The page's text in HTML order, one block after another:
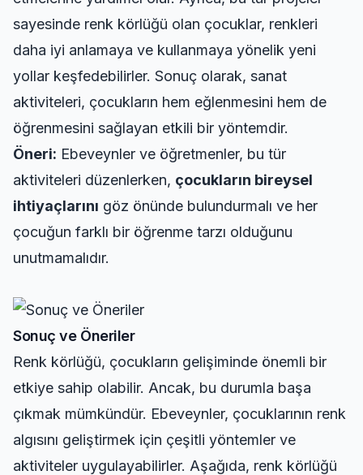
sayesinde renk körlüğü olan çocuklar, renkleri
daha iyi anlamaya ve kullanmaya yönelik yeni
yollar keşfedebilirler. Sonuç olarak, sanat
aktiviteleri, çocukların hem eğlenmesini hem de
öğrenmesini sağlayan etkili bir yöntemdir.
Öneri: Ebeveynler ve öğretmenler, bu tür
aktiviteleri düzenlerken, çocukların bireysel
ihtiyaçlarını göz önünde bulundurmalı ve her
çocuğun farklı bir öğrenme tarzı olduğunu
unutmamalıdır.
Sonuç ve Öneriler
Renk körlüğü, çocukların gelişiminde önemli bir
etkiye sahip olabilir. Ancak, bu durumla başa
çıkmak mümkündür. Ebeveynler, çocuklarının renk
algısını geliştirmek için çeşitli yöntemler ve
aktiviteler uygulayabilirler. Aşağıda, renk körlüğü